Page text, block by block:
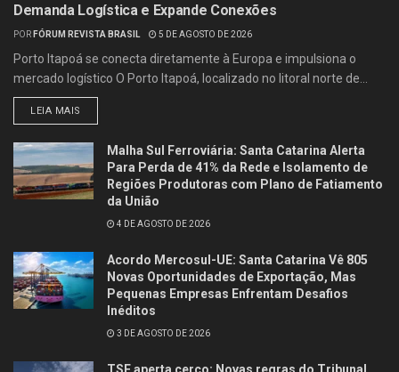
Demanda Logística e Expande Conexões
POR FÓRUM REVISTA BRASIL 5 DE AGOSTO DE 2026
Porto Itapoá se conecta diretamente à Europa e impulsiona o
mercado logístico O Porto Itapoá, localizado no litoral norte de...
LEIA MAIS
Malha Sul Ferroviária: Santa Catarina Alerta
Para Perda de 41% da Rede e Isolamento de
Regiões Produtoras com Plano de Fatiamento
da União
4 DE AGOSTO DE 2026
Acordo Mercosul-UE: Santa Catarina Vê 805
Novas Oportunidades de Exportação, Mas
Pequenas Empresas Enfrentam Desafios
Inéditos
3 DE AGOSTO DE 2026